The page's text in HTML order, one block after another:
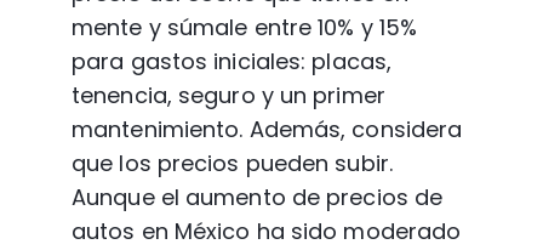
mente y súmale entre 10% y 15%
para gastos iniciales: placas,
tenencia, seguro y un primer
mantenimiento. Además, considera
que los precios pueden subir.
Aunque el aumento de precios de
autos en México ha sido moderado